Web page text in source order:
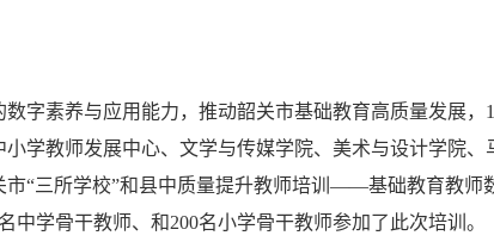
字素养与应用能力，推动韶关市基础教育高质量发展，
学教师发展中心、文学与传媒学院、美术与设计学院
市“三所学校”和县中质量提升教师培训——基础教育教师
中学骨干教师、和200名小学骨干教师参加了此次培训。